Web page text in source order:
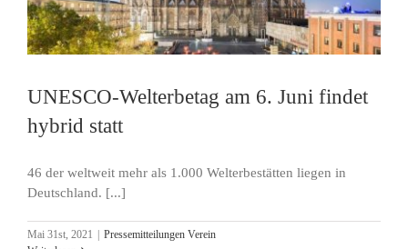
UNESCO-Welterbetag am 6. Juni findet
hybrid statt
46 der weltweit mehr als 1.000 Welterbestätten liegen in
Deutschland. [...]
Mai 31st, 2021 | Pressemitteilungen Verein